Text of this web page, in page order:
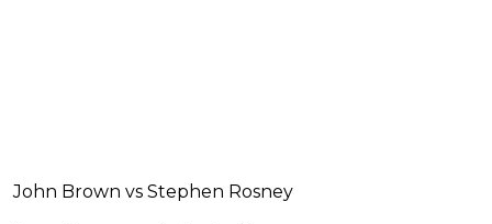
John Brown vs Stephen Rosney